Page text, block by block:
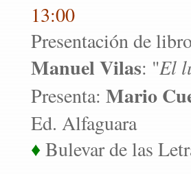
13:00
Presentación de
Manuel Vilas: "El
Presenta: Mario
Ed. Alfaguara
♦Bulevar de las